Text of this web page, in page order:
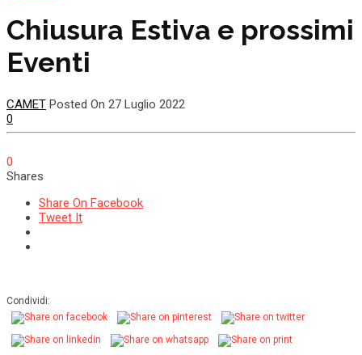
Chiusura Estiva e prossimi
Eventi
CAMET Posted On 27 Luglio 2022
0
0
Shares
Share On Facebook
Tweet It
Condividi: